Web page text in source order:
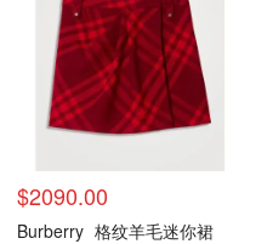
$2090.00
Burberry 格纹羊毛迷你裙